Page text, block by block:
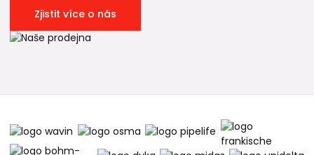
Zjistit více o nás